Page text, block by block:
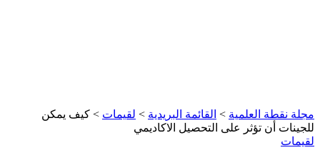
مجلة نقطة العلمية > القائمة البريدية > لقيمات > كيف يمكن
للجينات أن تؤثر على التحصيل الاكاديمي
لقيمات